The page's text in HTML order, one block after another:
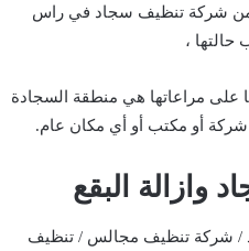
من شركة تنظيف سجاد في راس
،
على مراعاتها هي منطقة السجادة
شركة أو مكتب أو أي مكان عام.
وازالة البقع
شركة تنظيف مجالس / تنظيف